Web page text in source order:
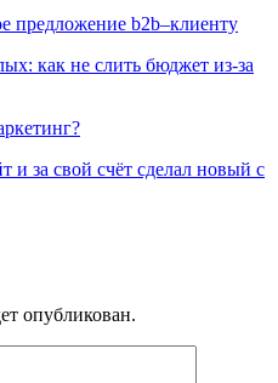
предложение b2b–клиенту
как не слить бюджет из-за
и за свой счёт сделал новый с
опубликован.